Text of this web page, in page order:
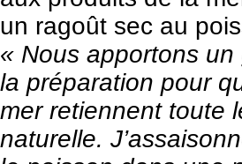
un ragoût sec au
« Nous apportons
la préparation pour
mer retiennent toute
naturelle.